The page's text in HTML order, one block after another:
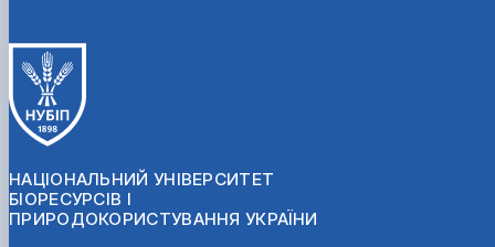
НАЦІОНАЛЬНИЙ УНІВЕРСИТЕТ
БІОРЕСУРСІВ І
ПРИРОДОКОРИСТУВАННЯ УКРАЇНИ